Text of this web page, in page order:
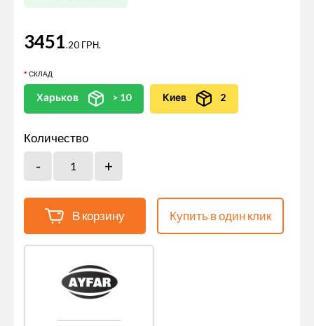
3451.20 ГРН.
СКЛАД
Харьков > 10 Киев 2
Количество
В корзину Купить в один клик